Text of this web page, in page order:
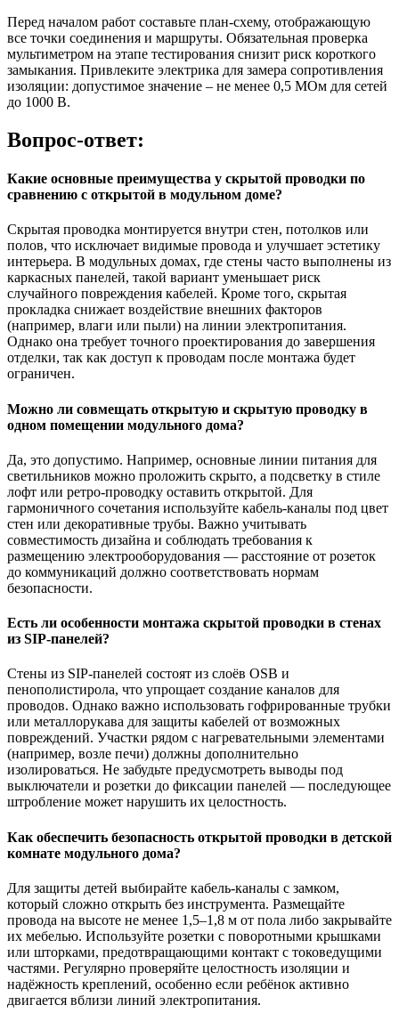
Перед началом работ составьте план-схему, отображающую
все точки соединения и маршруты. Обязательная проверка
мультиметром на этапе тестирования снизит риск короткого
замыкания. Привлеките электрика для замера сопротивления
изоляции: допустимое значение – не менее 0,5 МОм для сетей
до 1000 В.
Вопрос-ответ:
Какие основные преимущества у скрытой проводки по
сравнению с открытой в модульном доме?
Скрытая проводка монтируется внутри стен, потолков или
полов, что исключает видимые провода и улучшает эстетику
интерьера. В модульных домах, где стены часто выполнены из
каркасных панелей, такой вариант уменьшает риск
случайного повреждения кабелей. Кроме того, скрытая
прокладка снижает воздействие внешних факторов
(например, влаги или пыли) на линии электропитания.
Однако она требует точного проектирования до завершения
отделки, так как доступ к проводам после монтажа будет
ограничен.
Можно ли совмещать открытую и скрытую проводку в
одном помещении модульного дома?
Да, это допустимо. Например, основные линии питания для
светильников можно проложить скрыто, а подсветку в стиле
лофт или ретро-проводку оставить открытой. Для
гармоничного сочетания используйте кабель-каналы под цвет
стен или декоративные трубы. Важно учитывать
совместимость дизайна и соблюдать требования к
размещению электрооборудования — расстояние от розеток
до коммуникаций должно соответствовать нормам
безопасности.
Есть ли особенности монтажа скрытой проводки в стенах
из SIP-панелей?
Стены из SIP-панелей состоят из слоёв OSB и
пенополистирола, что упрощает создание каналов для
проводов. Однако важно использовать гофрированные трубки
или металлорукава для защиты кабелей от возможных
повреждений. Участки рядом с нагревательными элементами
(например, возле печи) должны дополнительно
изолироваться. Не забудьте предусмотреть выводы под
выключатели и розетки до фиксации панелей — последующее
штробление может нарушить их целостность.
Как обеспечить безопасность открытой проводки в детской
комнате модульного дома?
Для защиты детей выбирайте кабель-каналы с замком,
который сложно открыть без инструмента. Размещайте
провода на высоте не менее 1,5–1,8 м от пола либо закрывайте
их мебелью. Используйте розетки с поворотными крышками
или шторками, предотвращающими контакт с токоведущими
частями. Регулярно проверяйте целостность изоляции и
надёжность креплений, особенно если ребёнок активно
двигается вблизи линий электропитания.